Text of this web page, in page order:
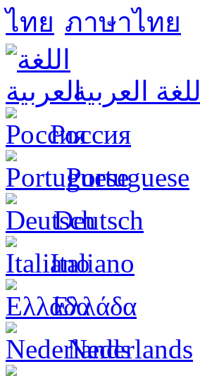
ภาษาไทย
اللغة العربية
Россия
Portuguese
Deutsch
Italiano
Ελλάδα
Nederlands